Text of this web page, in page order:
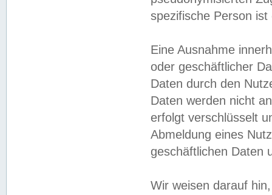
spezifische Person
Eine Ausnahme
oder geschäftlicher
Daten durch den
Daten werden nicht
erfolgt verschlüsselt
Abmeldung eines
geschäftlichen Daten
Wir weisen darauf